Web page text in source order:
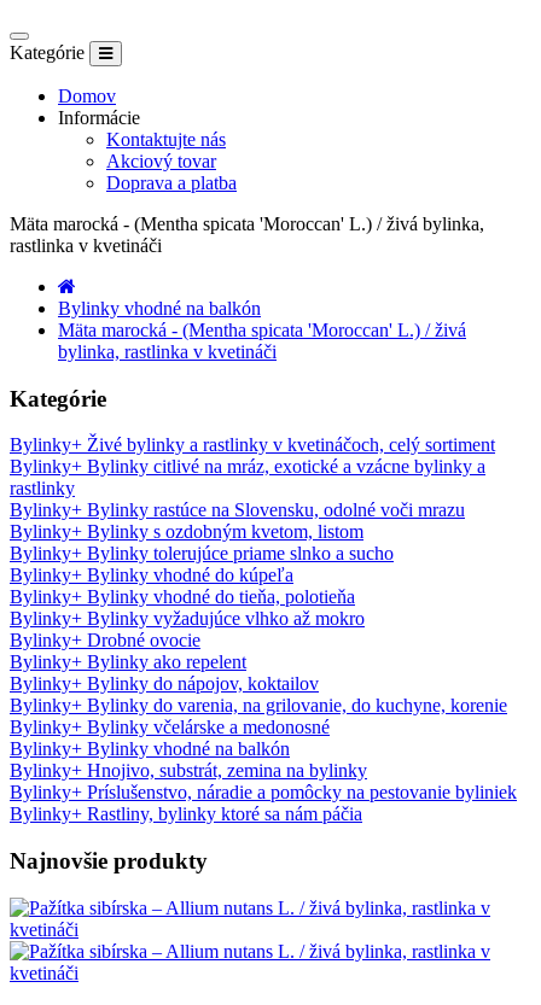
Kategórie
Domov
Informácie
Kontaktujte nás
Akciový tovar
Doprava a platba
Mäta marocká - (Mentha spicata 'Moroccan' L.) / živá bylinka,
rastlinka v kvetináči
Bylinky vhodné na balkón
Mäta marocká - (Mentha spicata 'Moroccan' L.) / živá
bylinka, rastlinka v kvetináči
Kategórie
Bylinky+ Živé bylinky a rastlinky v kvetináčoch, celý sortiment
Bylinky+ Bylinky citlivé na mráz, exotické a vzácne bylinky a
rastlinky
Bylinky+ Bylinky rastúce na Slovensku, odolné voči mrazu
Bylinky+ Bylinky s ozdobným kvetom, listom
Bylinky+ Bylinky tolerujúce priame slnko a sucho
Bylinky+ Bylinky vhodné do kúpeľa
Bylinky+ Bylinky vhodné do tieňa, polotieňa
Bylinky+ Bylinky vyžadujúce vlhko až mokro
Bylinky+ Drobné ovocie
Bylinky+ Bylinky ako repelent
Bylinky+ Bylinky do nápojov, koktailov
Bylinky+ Bylinky do varenia, na grilovanie, do kuchyne, korenie
Bylinky+ Bylinky včelárske a medonosné
Bylinky+ Bylinky vhodné na balkón
Bylinky+ Hnojivo, substrát, zemina na bylinky
Bylinky+ Príslušenstvo, náradie a pomôcky na pestovanie byliniek
Bylinky+ Rastliny, bylinky ktoré sa nám páčia
Najnovšie produkty